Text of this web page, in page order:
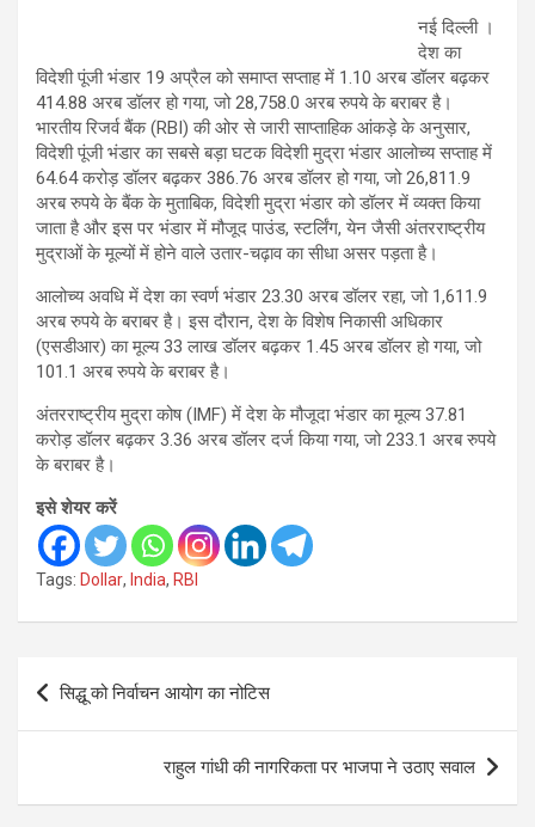
नई दिल्ली ।
देश का
विदेशी पूंजी भंडार 19 अप्रैल को समाप्त सप्ताह में 1.10 अरब डॉलर बढ़कर
414.88 अरब डॉलर हो गया, जो 28,758.0 अरब रुपये के बराबर है।
भारतीय रिजर्व बैंक (RBI) की ओर से जारी साप्ताहिक आंकड़े के अनुसार,
विदेशी पूंजी भंडार का सबसे बड़ा घटक विदेशी मुद्रा भंडार आलोच्य सप्ताह में
64.64 करोड़ डॉलर बढ़कर 386.76 अरब डॉलर हो गया, जो 26,811.9
अरब रुपये के बैंक के मुताबिक, विदेशी मुद्रा भंडार को डॉलर में व्यक्त किया
जाता है और इस पर भंडार में मौजूद पाउंड, स्टर्लिंग, येन जैसी अंतरराष्ट्रीय
मुद्राओं के मूल्यों में होने वाले उतार-चढ़ाव का सीधा असर पड़ता है।
आलोच्य अवधि में देश का स्वर्ण भंडार 23.30 अरब डॉलर रहा, जो 1,611.9
अरब रुपये के बराबर है। इस दौरान, देश के विशेष निकासी अधिकार
(एसडीआर) का मूल्य 33 लाख डॉलर बढ़कर 1.45 अरब डॉलर हो गया, जो
101.1 अरब रुपये के बराबर है।
अंतरराष्ट्रीय मुद्रा कोष (IMF) में देश के मौजूदा भंडार का मूल्य 37.81
करोड़ डॉलर बढ़कर 3.36 अरब डॉलर दर्ज किया गया, जो 233.1 अरब रुपये
के बराबर है।
इसे शेयर करें
Tags: Dollar, India, RBI
Post
navigation
सिद्धू को निर्वाचन आयोग का नोटिस
राहुल गांधी की नागरिकता पर भाजपा ने उठाए सवाल